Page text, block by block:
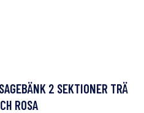
2 SEKTIONER TRÄ
ROSA